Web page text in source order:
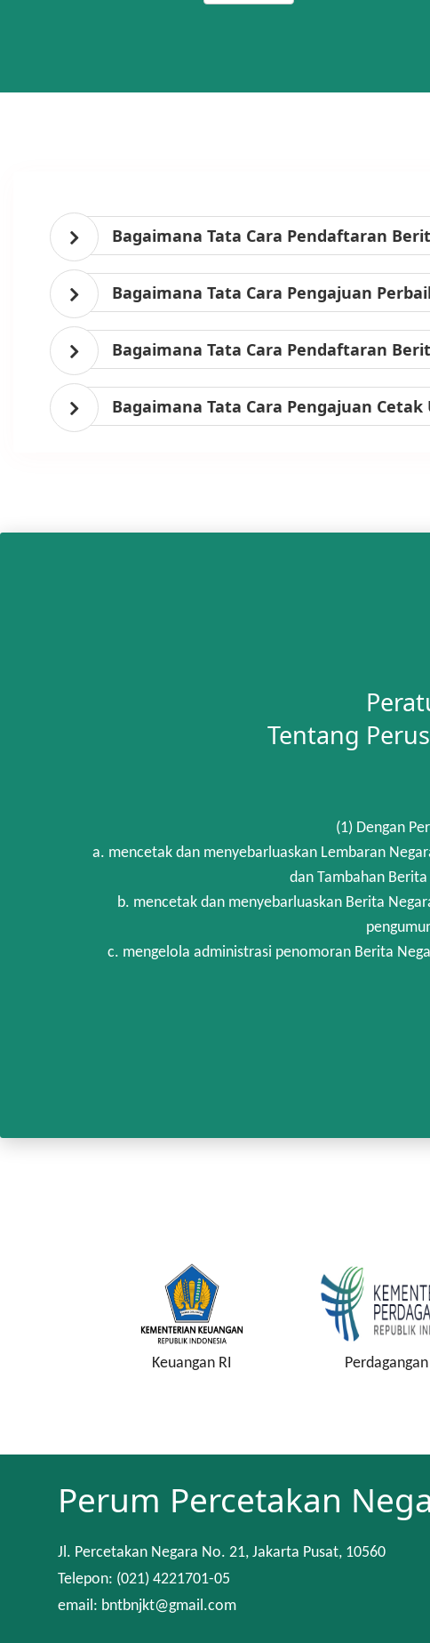
Bagaimana Tata Cara Pendaftaran
Bagaimana Tata Cara Pengajuan
Bagaimana Tata Cara Pendaftaran
Bagaimana Tata Cara Pengajuan Cetak
Tentang
(1) Dengan
a. mencetak dan menyebarluaskan Lembaran
dan Tambahan
b. mencetak dan menyebarluaskan Berita
c. mengelola administrasi penomoran Berita
Keuangan RI Perdagangan
Perum Percetakan
Jl. Percetakan Negara No. 21, Jakarta Pusat, 10560
Telepon: (021) 4221701-05
email: bntbnjkt@gmail.com